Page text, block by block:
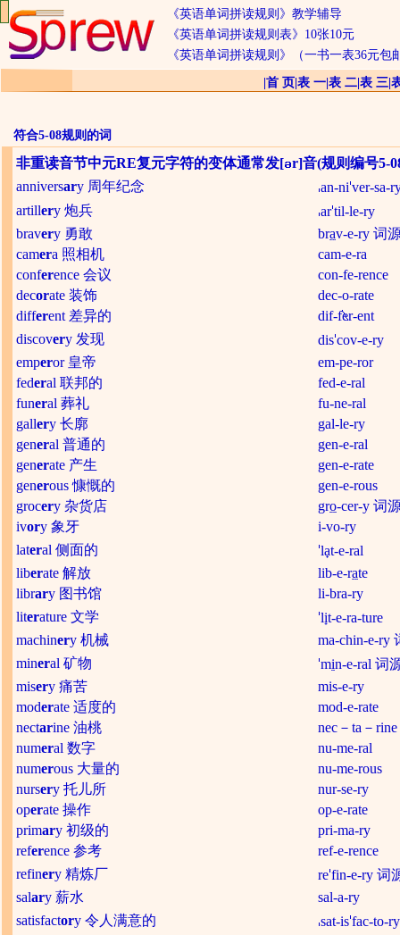
《英语单词拼读规则》教学辅导
《英语单词拼读规则表》10张10元
《英语单词拼读规则》（一书一表36元包
首 页| 表 一| 表 二| 表 三|
符合5-08规则的词
非重读音节中元RE复元字符的变体通常发[ r]音(规则编号5-
anniversary 周年纪念 an-ni ver-sa-
artillery 炮兵 artil-le-ry
bravery 勇敢
camera 照相机
conference 会议
decorate 装饰
different 差异的
brav-e-ry 词
cam-e-ra
con-fe-rence
dec-o-rate
dif-fer-ent
discovery 发现 discov-e-ry
emperor 皇帝
federal 联邦的
funeral 葬礼
gallery 长廓
general 普通的
generate 产生
generous 慷慨的
grocery 杂货店
ivory 象牙
em-pe-ror
fed-e-ral
fu-ne-ral
gal-le-ry
gen-e-ral
gen-e-rate
gen-e-rous
gro-cer-y 词
i-vo-ry
lateral 侧面的 lat-e-ral
liberate 解放
library 图书馆
lib-e-rate
li-bra-ry
literature 文学 lit-e-ra-ture
machinery 机械
ma-chin-e-ry
mineral 矿物 min-e-ral 词
misery 痛苦
moderate 适度的
nectarine 油桃
numeral 数字
numerous 大量的
nursery 托儿所
operate 操作
primary 初级的
reference 参考
mis-e-ry
mod-e-rate
nec－ta－rine
nu-me-ral
nu-me-rous
nur-se-ry
op-e-rate
pri-ma-ry
ref-e-rence
refinery 精炼厂 refin-e-ry 词
salary 薪水
sal-a-ry
satisfactory 令人满意的 sat-isfac-to-ry